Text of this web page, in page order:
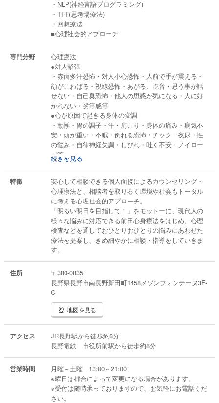
・NLP(神経言語プログラミング)
・TFT(思考場療法)
・回想療法
■心理社会的アプローチ
専門分野
心理療法
●対人緊張
・赤面多汗恐怖・対人小心恐怖・人前で手が震える・
顔がこわばる・視線恐怖・あがる、吃音・思う事が話
せない・自己臭恐怖・他人の思惑が気になる・人に好
かれない・劣等感等
●心が原因で起きる身体の変調
・動悸・胃の調子・汗・肩こり・身体の痛み・病気不
安・頭が重い・不眠・倒れる恐怖・チック・夜尿・性
の悩み・自律神経失調・しびれ・吐く不安・ノイロー
ゼ等
●その他の不安恐怖
確認恐怖(同じことを何度も繰り返す癖)・悪癖・精神病
恐怖・憂うつ・イライラ・電話恐怖・迷信恐怖等
●家族問題・夫婦問題・不登校・ひきこもり
上記のほか様々なケースに応じたカウンセリング・心
理療法で改善、心の安定を導きます。
続きを見る
特徴
安心して相談できる個人面接によるカウンセリング・
心理療法と、相談者を取り巻く環境や社会もトータル
に考える心理社会的アプローチ。
「明るい明日を目指して！」をモットーに、現代人の
様々な悩みに対応できる前田心身療法をはじめ、心理
検査などを通しておひとりおひとりの悩みにあわせた
療法を提案し、きめ細やかに相談・指導をしていきま
す。
住所
〒380-0835
長野県長野市南長野新田町1458メゾンフォンテーヌ3F-
C
地図を見る
アクセス
JR長野駅から徒歩約8分
長野電鉄 市役所前駅から徒歩約8分
営業時間
月曜～土曜 13:00～21:00
※曜日は都合によって変更になる場合があります。
※受付は随時承っておりますので、お気軽にお電話くだ
さい。